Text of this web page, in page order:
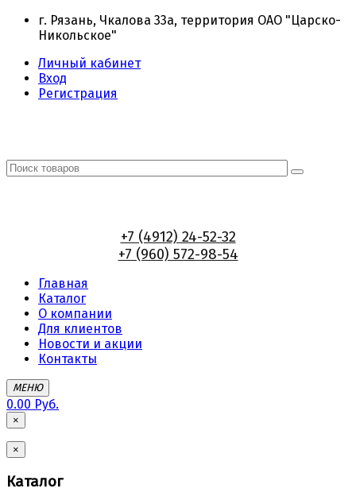
г. Рязань, Чкалова 33а, территория ОАО "Царско-
Никольское"
Личный кабинет
Вход
Регистрация
+7 (4912) 24-52-32
+7 (960) 572-98-54
Главная
Каталог
О компании
Для клиентов
Новости и акции
Контакты
МЕНЮ
0.00 Руб.
×
×
Каталог